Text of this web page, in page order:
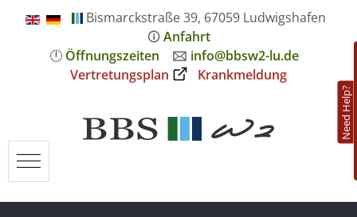
Bismarckstraße 39, 67059 Ludwigshafen
🛈Anfahrt
🕛 Öffnungszeiten 🖂 info@bbsw2-lu.de
Vertretungsplan
Krankmeldung
Need Help?
Mobile Menu Toggle